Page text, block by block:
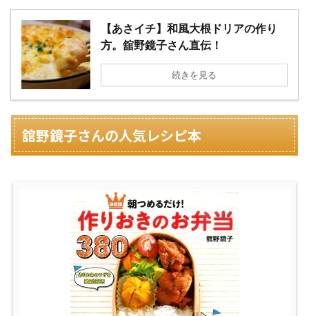
【あさイチ】和風大根ドリアの作り
方。舘野鏡子さん直伝！
続きを見る
舘野鏡子さんの人気レシピ本